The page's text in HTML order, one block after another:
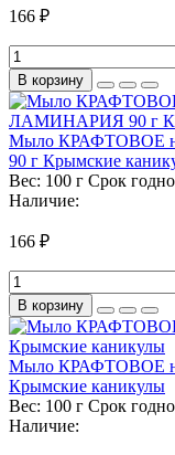
166 ₽
В корзину
Мыло КРАФТОВОЕ
90 г Крымские
Вес: 100 г Срок
Наличие:
166 ₽
В корзину
Мыло КРАФТОВОЕ
Крымские каникулы
Вес: 100 г Срок
Наличие: